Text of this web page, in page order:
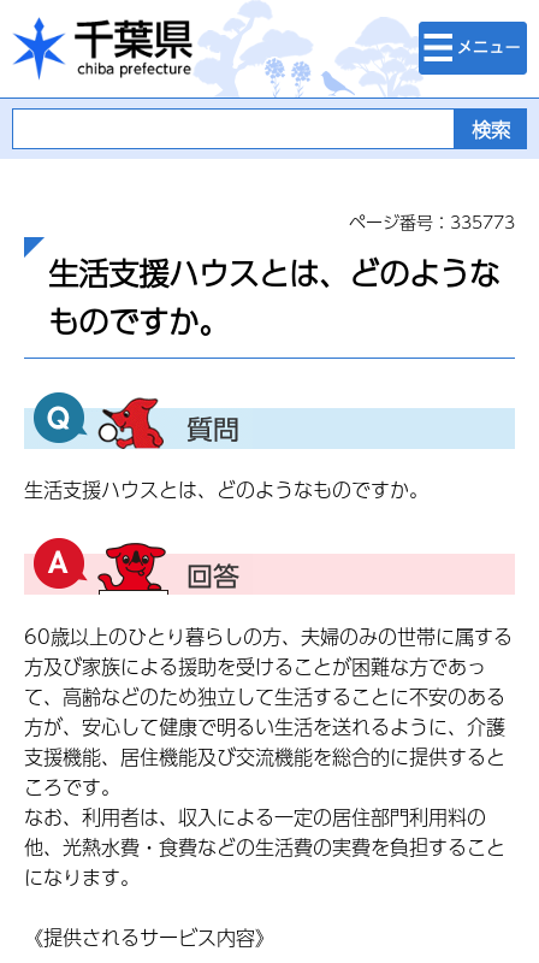
千葉県
検索・メニュ
ー
ページ番号：335773
生活支援ハウスとは、どのような
ものですか。
生活支援ハウスとは、どのようなものですか。
60歳以上のひとり暮らしの方、夫婦のみの世帯に属する
方及び家族による援助を受けることが困難な方であっ
て、高齢などのため独立して生活することに不安のある
方が、安心して健康で明るい生活を送れるように、介護
支援機能、居住機能及び交流機能を総合的に提供すると
ころです。
なお、利用者は、収入による一定の居住部門利用料の
他、光熱水費・食費などの生活費の実費を負担すること
になります。
《提供されるサービス内容》